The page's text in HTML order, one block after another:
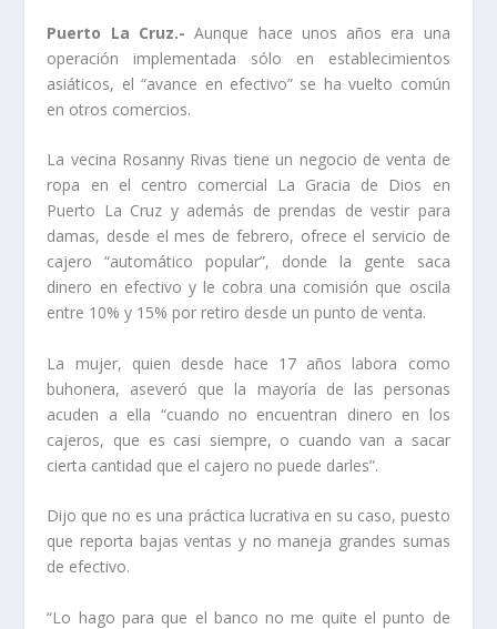
Puerto La Cruz.- Aunque hace unos años era una
operación implementada sólo en establecimientos
asiáticos, el “avance en efectivo” se ha vuelto común
en otros comercios.
La vecina Rosanny Rivas tiene un negocio de venta de
ropa en el centro comercial La Gracia de Dios en
Puerto La Cruz y además de prendas de vestir para
damas, desde el mes de febrero, ofrece el servicio de
cajero “automático popular”, donde la gente saca
dinero en efectivo y le cobra una comisión que oscila
entre 10% y 15% por retiro desde un punto de venta.
La mujer, quien desde hace 17 años labora como
buhonera, aseveró que la mayoría de las personas
acuden a ella “cuando no encuentran dinero en los
cajeros, que es casi siempre, o cuando van a sacar
cierta cantidad que el cajero no puede darles”.
Dijo que no es una práctica lucrativa en su caso, puesto
que reporta bajas ventas y no maneja grandes sumas
de efectivo.
“Lo hago para que el banco no me quite el punto de